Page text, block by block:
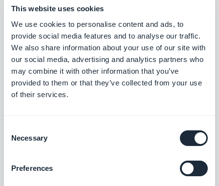
This website uses cookies
We use cookies to personalise content and ads, to
provide social media features and to analyse our traffic.
We also share information about your use of our site with
our social media, advertising and analytics partners who
may combine it with other information that you’ve
provided to them or that they’ve collected from your use
of their services.
Selection
Necessary
Preferences
Facebook Shops
Gratis
Stripe
Ofrece múltiples métodos de pago y
facilita el proceso de compra a tus clientes
clientes al reducir la fricción durante el